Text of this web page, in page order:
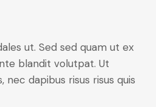
ut. Sed sed quam ut ex
blandit volutpat. Ut
dapibus risus risus quis